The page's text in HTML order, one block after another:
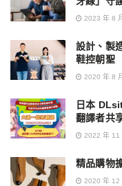
2023 年 8
設計、製
鞋控朝聖
2020 年 8
日本
翻譯者共
2022 年 11
精品購物
2020 年 12